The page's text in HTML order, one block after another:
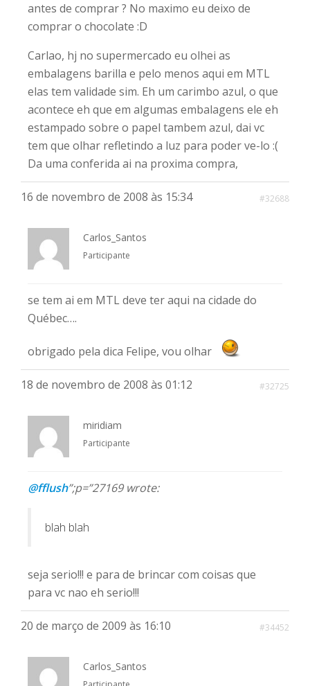
antes de comprar ? No maximo eu deixo de
comprar o chocolate :D
Carlao, hj no supermercado eu olhei as
embalagens barilla e pelo menos aqui em MTL
elas tem validade sim. Eh um carimbo azul, o que
acontece eh que em algumas embalagens ele eh
estampado sobre o papel tambem azul, dai vc
tem que olhar refletindo a luz para poder ve-lo :(
Da uma conferida ai na proxima compra,
16 de novembro de 2008 às 15:34 #32688
Carlos_Santos
Participante
se tem ai em MTL deve ter aqui na cidade do
Québec….
obrigado pela dica Felipe, vou olhar
18 de novembro de 2008 às 01:12 #32725
miridiam
Participante
@fflush”;p=”27169 wrote:
blah blah
seja serio!!! e para de brincar com coisas que
para vc nao eh serio!!!
20 de março de 2009 às 16:10 #34452
Carlos_Santos